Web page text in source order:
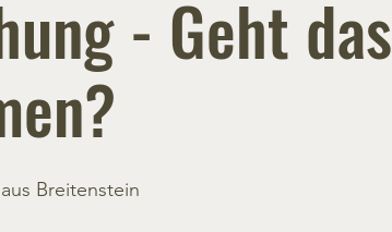
- Geht das
Breitenstein